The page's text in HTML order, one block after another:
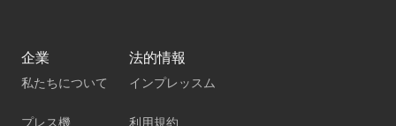
企業
私たちについて
プレス機
法的情報
インプレッスム
利用規約